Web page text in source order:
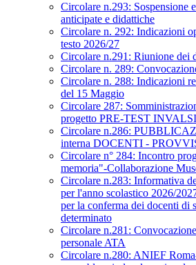
Circolare n.293: Sospensione
anticipate e didattiche
Circolare n. 292: Indicazioni
testo 2026/27
Circolare n.291: Riunione dei
Circolare n. 289:
Circolare n. 288: Indicazioni
del 15 Maggio
Circolare 287:
progetto PRE-TEST INVALSI
Circolare n.286:
interna DOCENTI -
Circolare n° 284: Incontro
memoria"-Collaborazione
Circolare n.283: Informativa
per l'anno scolastico 2026/
per la conferma dei docenti di
determinato
Circolare n.281:
personale ATA
Circolare n.280: ANIEF